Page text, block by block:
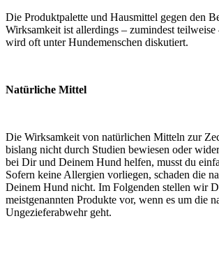
Die Produktpalette und Hausmittel gegen den
Wirksamkeit ist allerdings – zumindest teilweise
wird oft unter Hundemenschen diskutiert.
Natürliche Mittel
Die Wirksamkeit von natürlichen Mitteln zur
bislang nicht durch Studien bewiesen oder
bei Dir und Deinem Hund helfen, musst du
Sofern keine Allergien vorliegen, schaden die
Deinem Hund nicht. Im Folgenden stellen wir
meistgenannten Produkte vor, wenn es um die
Ungezieferabwehr geht.